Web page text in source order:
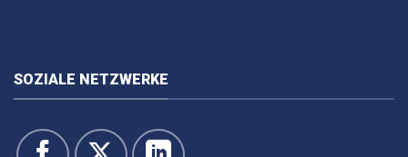
SOZIALE NETZWERKE